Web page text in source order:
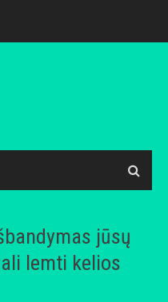
jūsų
lemti kelios